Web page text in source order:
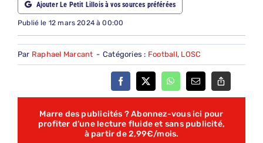
Ajouter Le Petit Lillois à vos sources préférées
Publié le 12 mars 2024 à 00:00
Par Raphael Marcant - Catégories : Football, LOSC
Marre des publicités ? Abonnez-vous ici pour
profiter d’une lecture fluide et sans publicité,
à partir de 2,99€/mois.